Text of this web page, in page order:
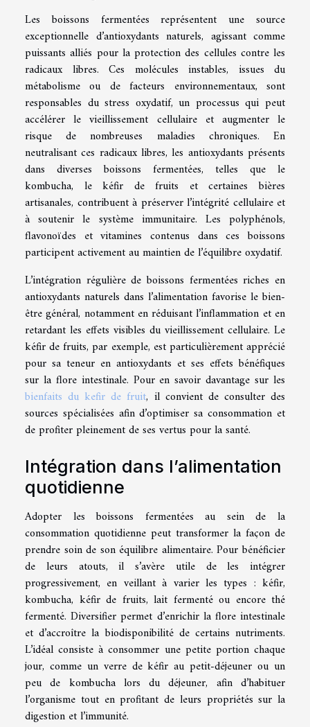
Les boissons fermentées représentent une source
exceptionnelle d’antioxydants naturels, agissant comme
puissants alliés pour la protection des cellules contre les
radicaux libres. Ces molécules instables, issues du
métabolisme ou de facteurs environnementaux, sont
responsables du stress oxydatif, un processus qui peut
accélérer le vieillissement cellulaire et augmenter le
risque de nombreuses maladies chroniques. En
neutralisant ces radicaux libres, les antioxydants présents
dans diverses boissons fermentées, telles que le
kombucha, le kéfir de fruits et certaines bières
artisanales, contribuent à préserver l’intégrité cellulaire et
à soutenir le système immunitaire. Les polyphénols,
flavonoïdes et vitamines contenus dans ces boissons
participent activement au maintien de l’équilibre oxydatif.
L’intégration régulière de boissons fermentées riches en
antioxydants naturels dans l’alimentation favorise le bien-
être général, notamment en réduisant l’inflammation et en
retardant les effets visibles du vieillissement cellulaire. Le
kéfir de fruits, par exemple, est particulièrement apprécié
pour sa teneur en antioxydants et ses effets bénéfiques
sur la flore intestinale. Pour en savoir davantage sur les
bienfaits du kefir de fruit, il convient de consulter des
sources spécialisées afin d’optimiser sa consommation et
de profiter pleinement de ses vertus pour la santé.
Intégration dans l’alimentation
quotidienne
Adopter les boissons fermentées au sein de la
consommation quotidienne peut transformer la façon de
prendre soin de son équilibre alimentaire. Pour bénéficier
de leurs atouts, il s’avère utile de les intégrer
progressivement, en veillant à varier les types : kéfir,
kombucha, kéfir de fruits, lait fermenté ou encore thé
fermenté. Diversifier permet d’enrichir la flore intestinale
et d’accroître la biodisponibilité de certains nutriments.
L’idéal consiste à consommer une petite portion chaque
jour, comme un verre de kéfir au petit-déjeuner ou un
peu de kombucha lors du déjeuner, afin d’habituer
l’organisme tout en profitant de leurs propriétés sur la
digestion et l’immunité.